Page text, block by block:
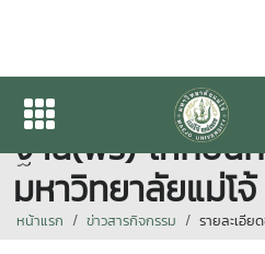
โครงการสอนว่า
ฐาน(ฟรี) ให้กับนั
มหาวิทยาลัยแม่โจ้
หน้าแรก ข่าวสารกิจกรรม รายละเอีย